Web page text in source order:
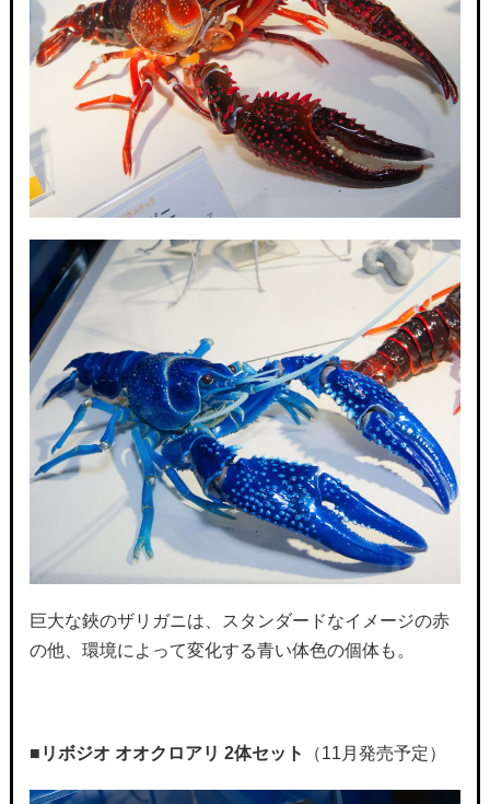
巨大な鋏のザリガニは、スタンダードなイメージの赤
の他、環境によって変化する青い体色の個体も。
■ リボジオ オオクロアリ 2体セット （11月発売予定）